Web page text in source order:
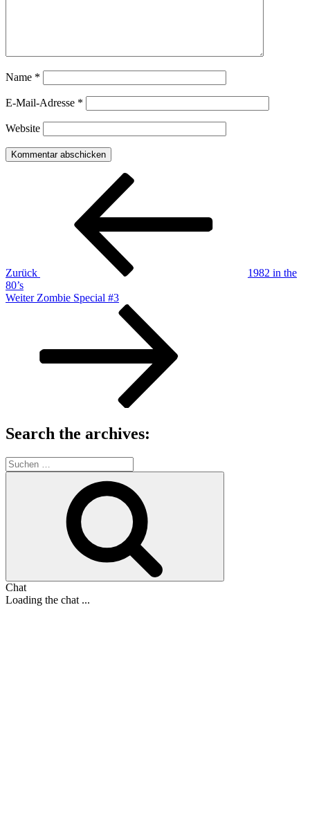
Name *
E-Mail-Adresse *
Website
Beitragsnavigation
Zurück
1982 in the
80’s
Nächster
Weiter Zombie Special #3
Search the archives:
Suche
nach:
Chat
Loading the chat ...